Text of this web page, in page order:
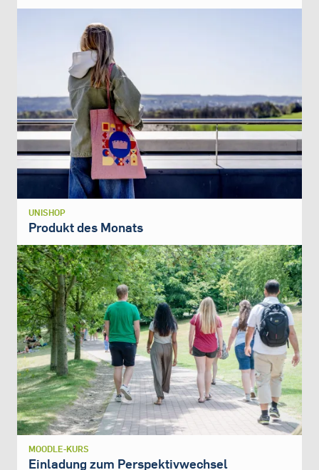
UNISHOP
Produkt des Monats
MOODLE-KURS
Einladung zum Perspektivwechsel